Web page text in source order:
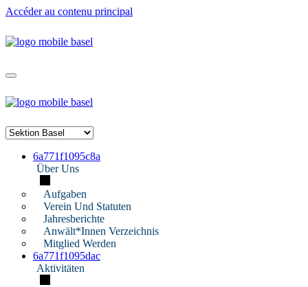
Accéder au contenu principal
6a771f1095c8a
Über Uns
Aufgaben
Verein Und Statuten
Jahresberichte
Anwält*innen Verzeichnis
Mitglied Werden
6a771f1095dac
Aktivitäten